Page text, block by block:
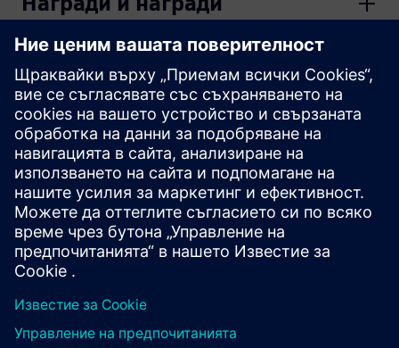
Влезте в състезанието
сега
Кандидатствайте